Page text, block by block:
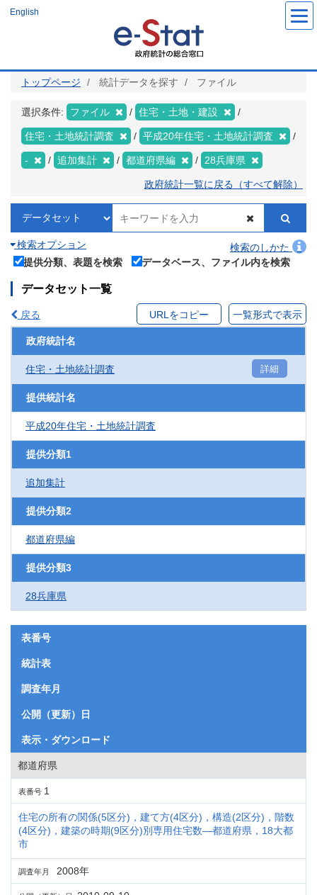
ツ
English
トップページ 統計データを探す ファイル
選択条件: ファイル 住宅・土地・建設
住宅・土地統計調査 平成20年住宅・土地統計調査
- 追加集計 都道府県編 28兵庫県
政府統計一覧に戻る（すべて解除）
検索オプション
検索のしかた
提供分類、表題を検索
データベース、ファイル内を検索
データセット一覧
戻る URLをコピー 一覧形式で表示
政府統計名
住宅・土地統計調査 詳細
提供統計名
平成20年住宅・土地統計調査
提供分類1
追加集計
提供分類2
都道府県編
提供分類3
28兵庫県
表番号
統計表
調査年月
公開（更新）日
表示・ダウンロード
都道府県
表番号 1
住宅の所有の関係(5区分)，建て方(4区分)，構造(2区分)，階数
(4区分)，建築の時期(9区分)別専用住宅数―都道府県，18大都
市
調査年月 2008年